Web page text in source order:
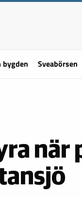
Sveabörsen
när